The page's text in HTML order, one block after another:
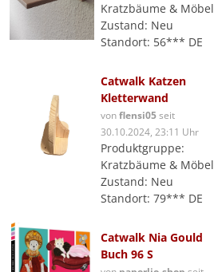
Kratzbäume & Möbel
Zustand: Neu
Standort: 56*** DE
Catwalk Katzen
Kletterwand
vonflensi05seit
30.10.2024, 23:11 Uhr
Produktgruppe:
Kratzbäume & Möbel
Zustand: Neu
Standort: 79*** DE
Catwalk Nia Gould
Buch 96 S